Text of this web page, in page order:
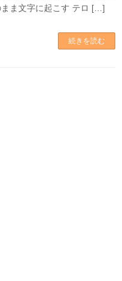
ま文字に起こす テロ […]
続きを読む